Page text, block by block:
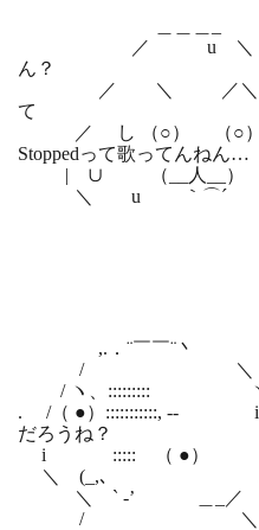
／ u ＼ すぅと
ん？
／ ＼ ／＼ あれ
て
／ し （○） （○）
Stoppedって歌ってんねん…
| ∪ （__人__）
＼ u ｀⌒´
,.．¨￣￣¨丶
/ ＼
/ ヽ、:::::::::
. /（ ●）:::::::::::, -‐ i
だろうね？
i ::::: （ ●）
＼ (_,､ / ﾁ
＼ ` ‐’ ＿_／
/ ＼